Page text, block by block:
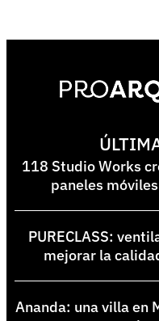
118 Studio Works
paneles
PURECLASS:
mejorar la
Ananda: una villa en